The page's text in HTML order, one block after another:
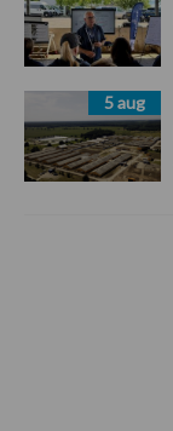
5 aug